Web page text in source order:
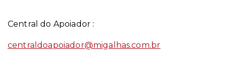
Central do Apoiador :
centraldoapoiador@migalhas.com.br